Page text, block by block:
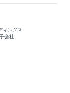
ィングス
会社